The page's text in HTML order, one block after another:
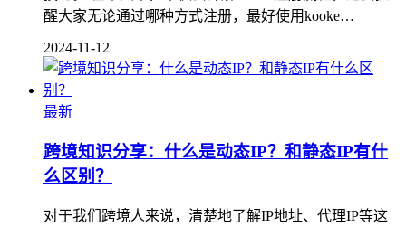
醒大家无论通过哪种方式注册，最好使用kooke…
2024-11-12
最新
跨境知识分享：什么是动态IP？和静态IP有什
么区别？
对于我们跨境人来说，清楚地了解IP地址、代理IP等这